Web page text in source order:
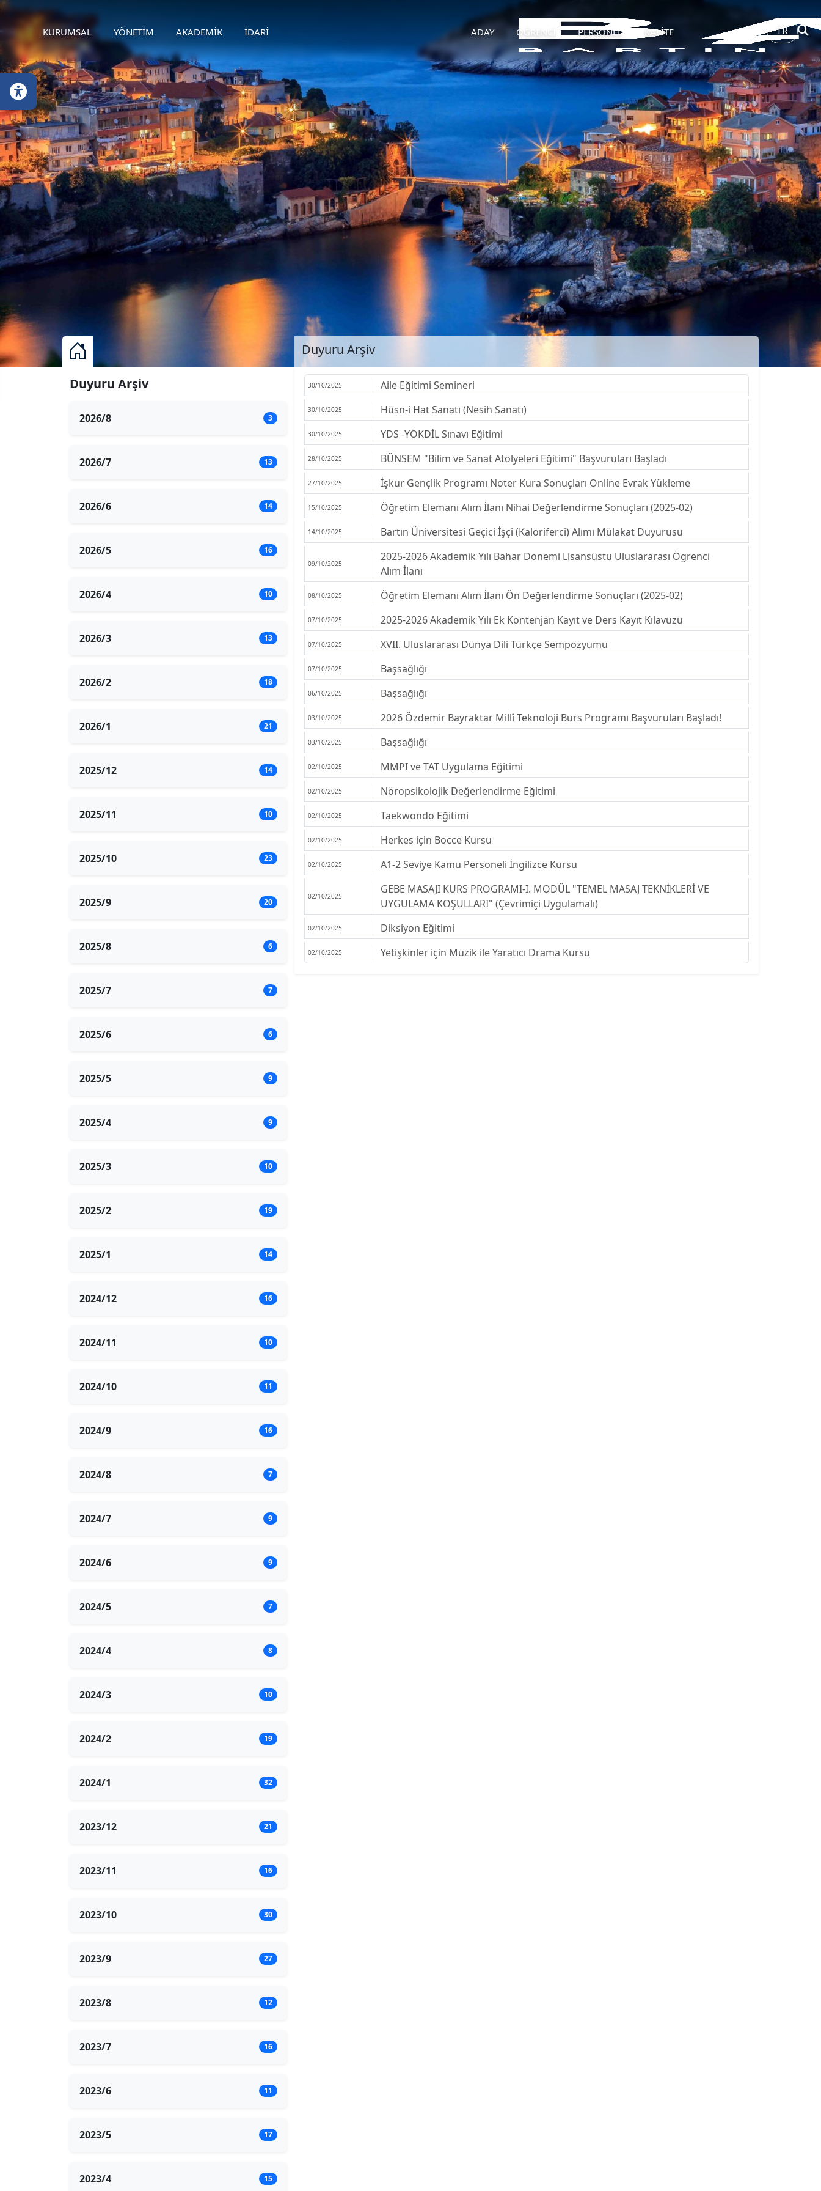
KURUMSAL YÖNETİM AKADEMİK İDARİ ADAY ÖĞRENCİ PERSONEL KALİTE TR
Duyuru Arşiv
Duyuru Arşiv
2026/8 3
2026/7 13
2026/6 14
2026/5 16
2026/4 10
2026/3 13
2026/2 18
2026/1 21
2025/12 14
2025/11 10
2025/10 23
2025/9 20
2025/8 6
2025/7 7
2025/6 6
2025/5 9
2025/4 9
2025/3 10
2025/2 19
2025/1 14
2024/12 16
2024/11 10
2024/10 11
2024/9 16
2024/8 7
2024/7 9
2024/6 9
2024/5 7
2024/4 8
2024/3 10
2024/2 19
2024/1 32
2023/12 21
2023/11 16
2023/10 30
2023/9 27
2023/8 12
2023/7 16
2023/6 11
2023/5 17
2023/4 15
30/10/2025 Aile Eğitimi Semineri
30/10/2025 Hüsn-i Hat Sanatı (Nesih Sanatı)
30/10/2025 YDS -YÖKDİL Sınavı Eğitimi
28/10/2025 BÜNSEM "Bilim ve Sanat Atölyeleri Eğitimi" Başvuruları Başladı
27/10/2025 İşkur Gençlik Programı Noter Kura Sonuçları Online Evrak Yükleme
15/10/2025 Öğretim Elemanı Alım İlanı Nihai Değerlendirme Sonuçları (2025-02)
14/10/2025 Bartın Üniversitesi Geçici İşçi (Kaloriferci) Alımı Mülakat Duyurusu
09/10/2025
2025-2026 Akademik Yılı Bahar Donemi Lisansüstü Uluslararası Ögrenci
Alım İlanı
08/10/2025 Öğretim Elemanı Alım İlanı Ön Değerlendirme Sonuçları (2025-02)
07/10/2025 2025-2026 Akademik Yılı Ek Kontenjan Kayıt ve Ders Kayıt Kılavuzu
07/10/2025 XVII. Uluslararası Dünya Dili Türkçe Sempozyumu
07/10/2025 Başsağlığı
06/10/2025 Başsağlığı
03/10/2025 2026 Özdemir Bayraktar Millî Teknoloji Burs Programı Başvuruları Başladı!
03/10/2025 Başsağlığı
02/10/2025 MMPI ve TAT Uygulama Eğitimi
02/10/2025 Nöropsikolojik Değerlendirme Eğitimi
02/10/2025 Taekwondo Eğitimi
02/10/2025 Herkes için Bocce Kursu
02/10/2025 A1-2 Seviye Kamu Personeli İngilizce Kursu
02/10/2025
GEBE MASAJI KURS PROGRAMI-I. MODÜL "TEMEL MASAJ TEKNİKLERİ VE
UYGULAMA KOŞULLARI" (Çevrimiçi Uygulamalı)
02/10/2025 Diksiyon Eğitimi
02/10/2025 Yetişkinler için Müzik ile Yaratıcı Drama Kursu